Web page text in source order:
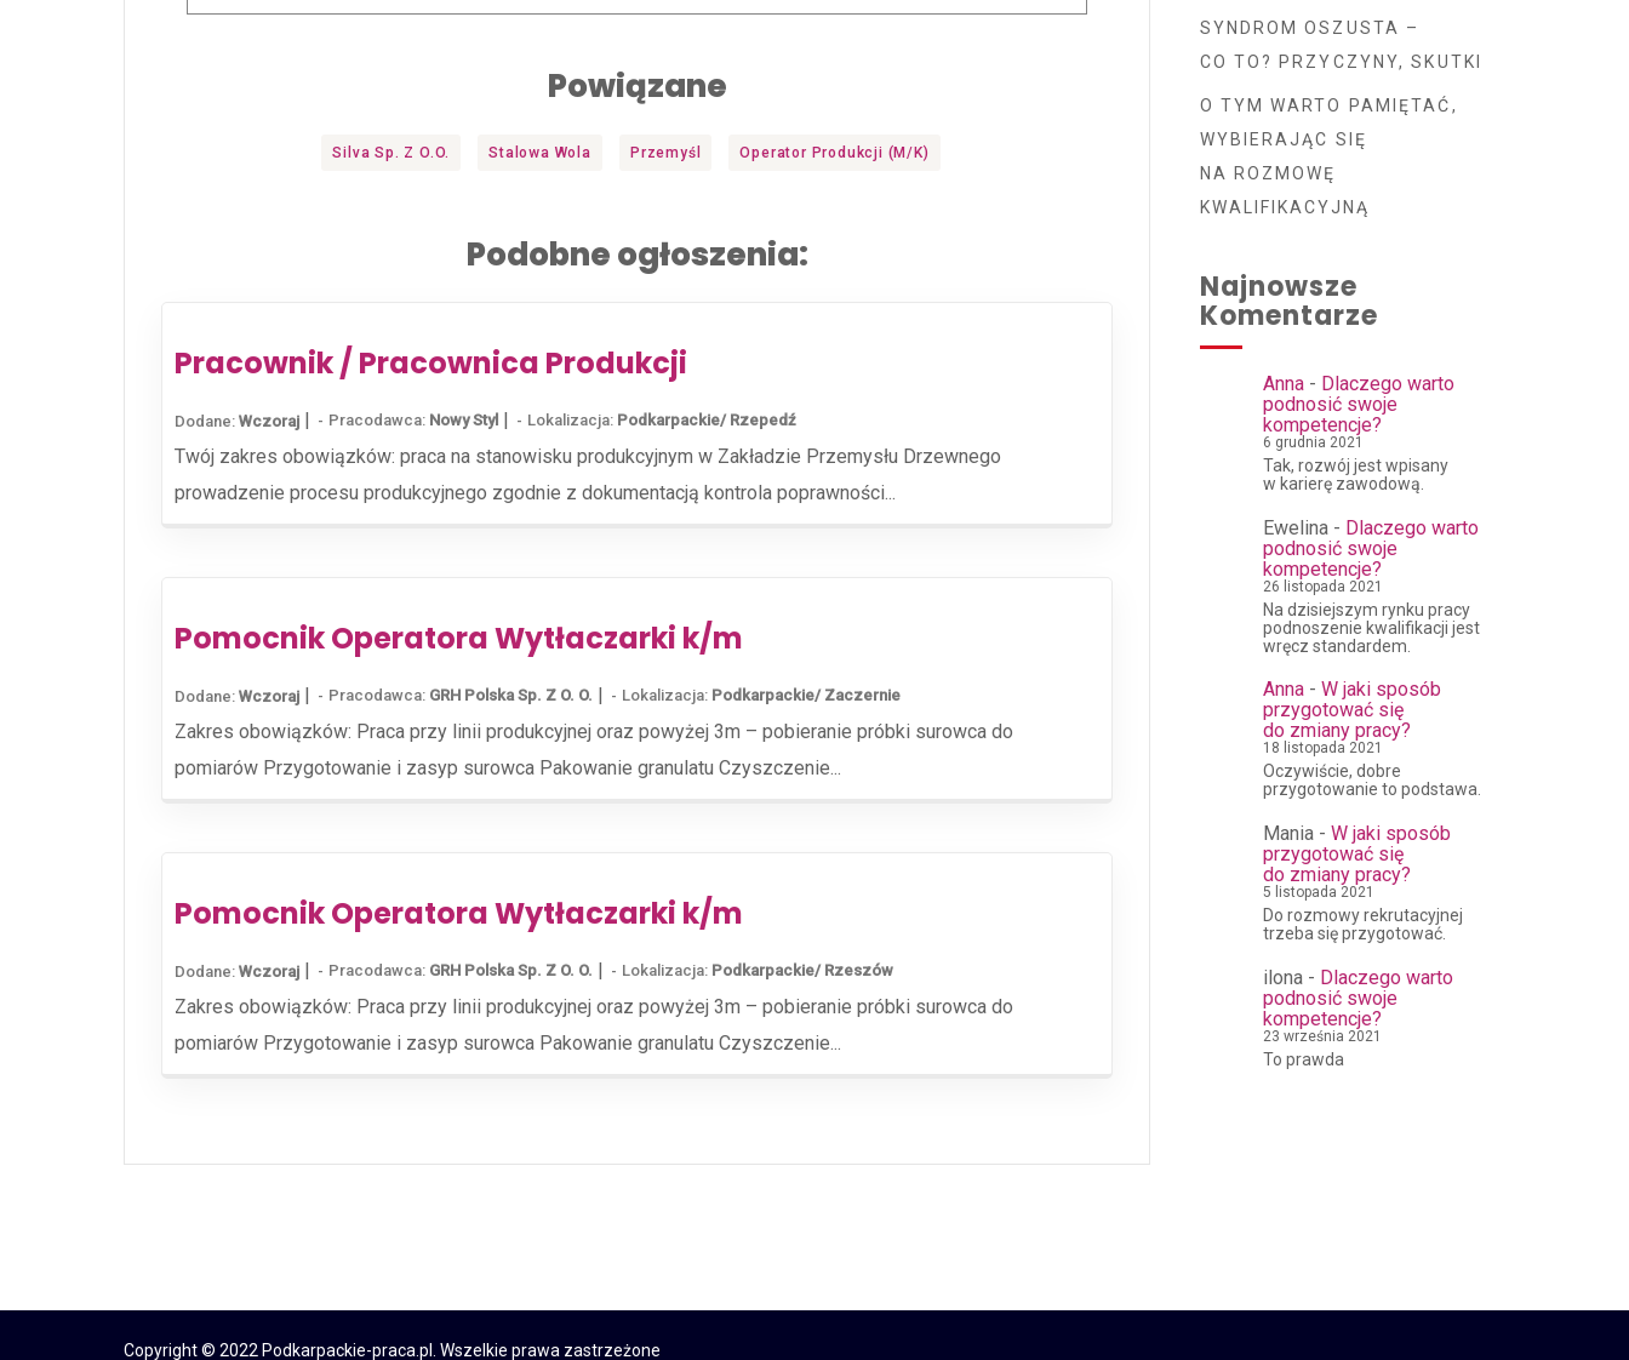
Powiązane
Silva Sp. Z O.o. Stalowa Wola Przemyśl Operator Produkcji (M/K)
Podobne ogłoszenia:
Pracownik / Pracownica Produkcji
Dodane: Wczoraj | Pracodawca: Nowy Styl | Lokalizacja: Podkarpackie/ Rzepedź
Twój zakres obowiązków: praca na stanowisku produkcyjnym w Zakładzie Przemysłu Drzewnego
prowadzenie procesu produkcyjnego zgodnie z dokumentacją kontrola poprawności...
Pomocnik Operatora Wytłaczarki k/m
Dodane: Wczoraj | Pracodawca: GRH Polska Sp. Z O. O. | Lokalizacja: Podkarpackie/ Zaczernie
Zakres obowiązków: Praca przy linii produkcyjnej oraz powyżej 3m – pobieranie próbki surowca do
pomiarów Przygotowanie i zasyp surowca Pakowanie granulatu Czyszczenie...
Pomocnik Operatora Wytłaczarki k/m
Dodane: Wczoraj | Pracodawca: GRH Polska Sp. Z O. O. | Lokalizacja: Podkarpackie/ Rzeszów
Zakres obowiązków: Praca przy linii produkcyjnej oraz powyżej 3m – pobieranie próbki surowca do
pomiarów Przygotowanie i zasyp surowca Pakowanie granulatu Czyszczenie...
SYNDROM OSZUSTA –
CO TO? PRZYCZYNY, SKUTKI
O TYM WARTO PAMIĘTAĆ,
WYBIERAJĄC SIĘ
NA ROZMOWĘ
KWALIFIKACYJNĄ
Najnowsze
Komentarze
Anna- Dlaczego warto
podnosić swoje
kompetencje?
6 grudnia 2021
Tak, rozwój jest wpisany
w karierę zawodową.
Ewelina- Dlaczego warto
podnosić swoje
kompetencje?
26 listopada 2021
Na dzisiejszym rynku pracy
podnoszenie kwalifikacji jest
wręcz standardem.
Anna- W jaki sposób
przygotować się
do zmiany pracy?
18 listopada 2021
Oczywiście, dobre
przygotowanie to podstawa.
Mania- W jaki sposób
przygotować się
do zmiany pracy?
5 listopada 2021
Do rozmowy rekrutacyjnej
trzeba się przygotować.
ilona- Dlaczego warto
podnosić swoje
kompetencje?
23 września 2021
To prawda
Copyright © 2022 Podkarpackie-praca.pl. Wszelkie prawa zastrzeżone